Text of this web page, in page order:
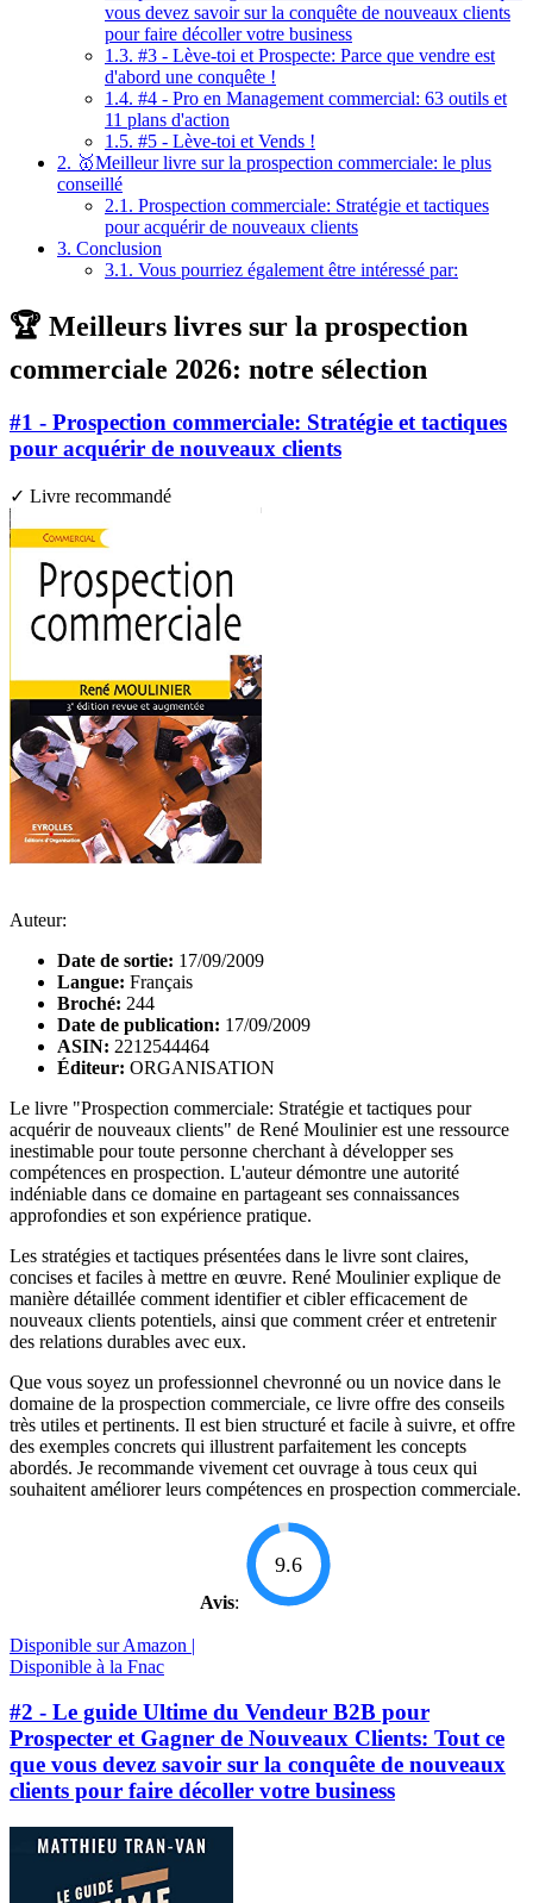
vous devez savoir sur la conquête de nouveaux clients
pour faire décoller votre business
1.3. #3 - Lève-toi et Prospecte: Parce que vendre est
d'abord une conquête !
1.4. #4 - Pro en Management commercial: 63 outils et
11 plans d'action
1.5. #5 - Lève-toi et Vends !
2. 🥇Meilleur livre sur la prospection commerciale: le plus
conseillé
2.1. Prospection commerciale: Stratégie et tactiques
pour acquérir de nouveaux clients
3. Conclusion
3.1. Vous pourriez également être intéressé par:
🏆 Meilleurs livres sur la prospection
commerciale 2026: notre sélection
#1 - Prospection commerciale: Stratégie et tactiques
pour acquérir de nouveaux clients
✓ Livre recommandé
Auteur:
Date de sortie: 17/09/2009
Langue: Français
Broché: 244
Date de publication: 17/09/2009
ASIN: 2212544464
Éditeur: ORGANISATION
Le livre "Prospection commerciale: Stratégie et tactiques pour
acquérir de nouveaux clients" de René Moulinier est une ressource
inestimable pour toute personne cherchant à développer ses
compétences en prospection. L'auteur démontre une autorité
indéniable dans ce domaine en partageant ses connaissances
approfondies et son expérience pratique.
Les stratégies et tactiques présentées dans le livre sont claires,
concises et faciles à mettre en œuvre. René Moulinier explique de
manière détaillée comment identifier et cibler efficacement de
nouveaux clients potentiels, ainsi que comment créer et entretenir
des relations durables avec eux.
Que vous soyez un professionnel chevronné ou un novice dans le
domaine de la prospection commerciale, ce livre offre des conseils
très utiles et pertinents. Il est bien structuré et facile à suivre, et offre
des exemples concrets qui illustrent parfaitement les concepts
abordés. Je recommande vivement cet ouvrage à tous ceux qui
souhaitent améliorer leurs compétences en prospection commerciale.
Avis:
9.6
Disponible sur Amazon |
Disponible à la Fnac
#2 - Le guide Ultime du Vendeur B2B pour
Prospecter et Gagner de Nouveaux Clients: Tout ce
que vous devez savoir sur la conquête de nouveaux
clients pour faire décoller votre business